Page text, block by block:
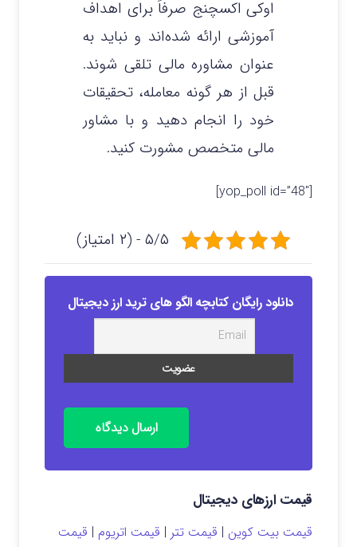
اوکی اکسچنج صرفاً برای اهداف
آموزشی ارائه شده‌اند و نباید به
عنوان مشاوره مالی تلقی شوند.
قبل از هر گونه معامله، تحقیقات
خود را انجام دهید و با مشاور
مالی متخصص مشورت کنید.
[yop_poll id=”48″]
۵/۵ - (۲ امتیاز)
دانلود رایگان کتابچه الگو های ترید ارز دیجیتال
ارسال دیدگاه
قیمت ارزهای دیجیتال
قیمت بیت کوین | قیمت تتر | قیمت اتریوم | قیمت